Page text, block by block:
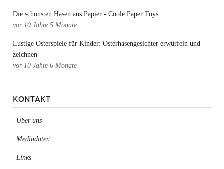
Die schönsten Hasen aus Papier - Coole Paper Toys
vor 10 Jahre 5 Monate
Lustige Osterspiele für Kinder: Osterhasengesichter erwürfeln und
zeichnen
vor 10 Jahre 6 Monate
KONTAKT
Über uns
Mediadaten
Links